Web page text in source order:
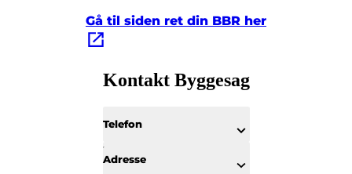
Gå til siden ret din BBR her
Kontakt Byggesag
Telefon
Adresse